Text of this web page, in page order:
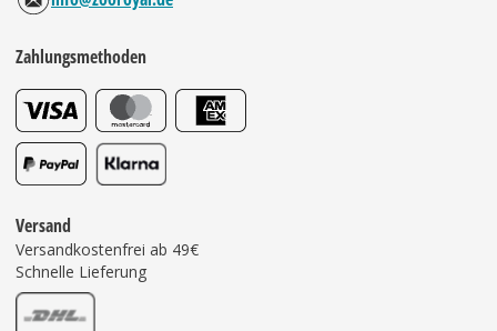
Zahlungsmethoden
Versand
Versandkostenfrei ab 49€
Schnelle Lieferung